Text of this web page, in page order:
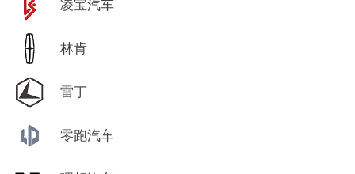
凌宝汽车
林肯
雷丁
零跑汽车